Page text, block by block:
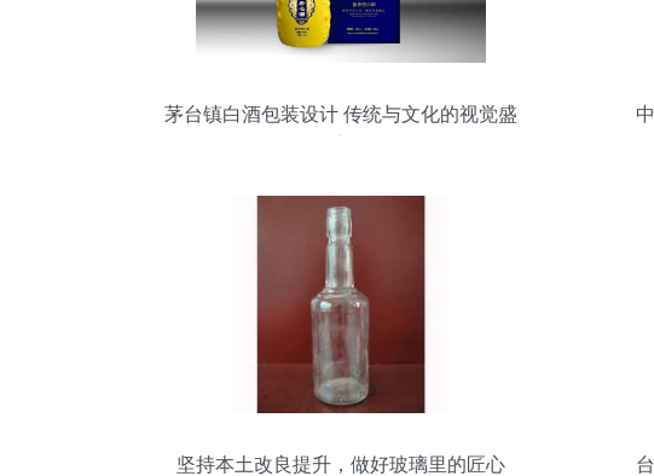
茅台镇白酒包装设计 传统与文化的视觉盛
坚持本土改良提升，做好玻璃里的匠心